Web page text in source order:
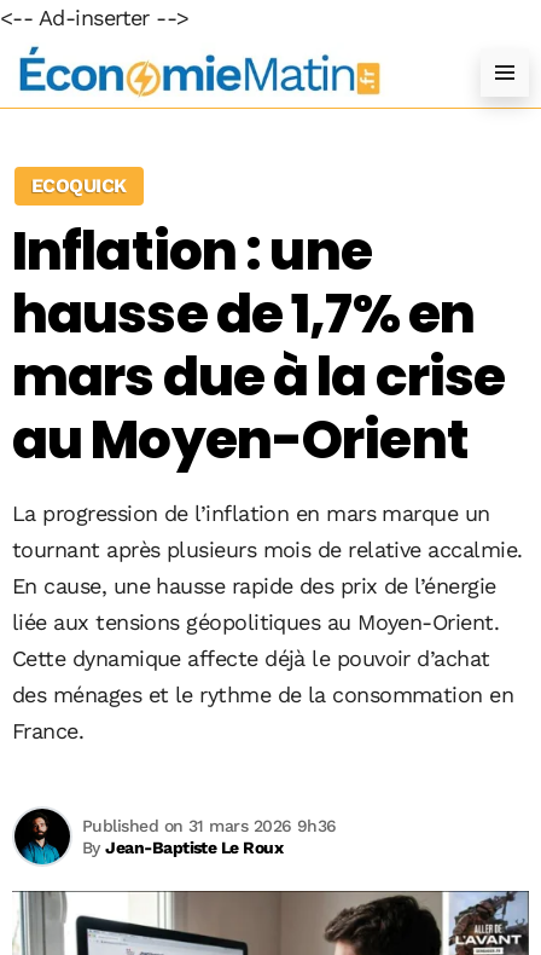
<-- Ad-inserter -->
ECOQUICK
Inflation : une
hausse de 1,7% en
mars due à la crise
au Moyen-Orient
La progression de l’inflation en mars marque un
tournant après plusieurs mois de relative accalmie.
En cause, une hausse rapide des prix de l’énergie
liée aux tensions géopolitiques au Moyen-Orient.
Cette dynamique affecte déjà le pouvoir d’achat
des ménages et le rythme de la consommation en
France.
ByJean-Baptiste Le Roux
Published on 31 mars 2026 9h36